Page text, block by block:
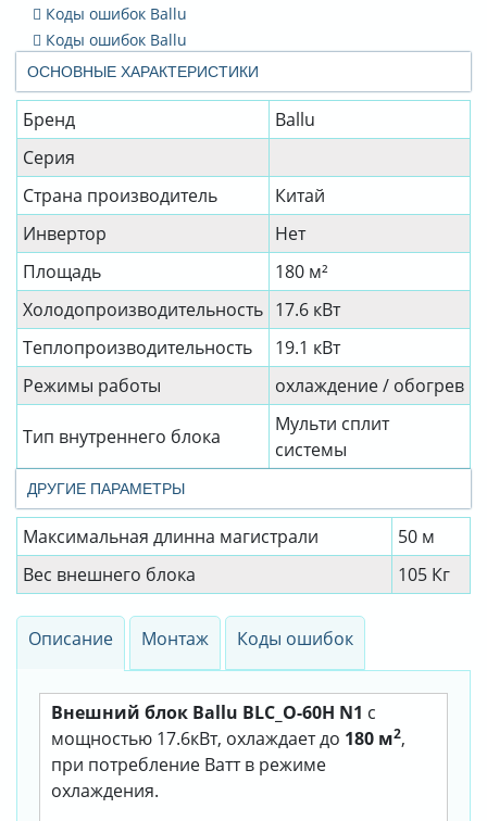
ОСНОВНЫЕ ХАРАКТЕРИСТИКИ
Бренд
Ballu
Серия
Страна производитель
Китай
Инвертор
Нет
Площадь
180 м²
Холодопроизводительность 17.6 кВт
Теплопроизводительность
19.1 кВт
Режимы работы
охлаждение / обогрев
Тип внутреннего блока
Мульти сплит
системы
ДРУГИЕ ПАРАМЕТРЫ
Максимальная длинна магистрали
50 м
Вес внешнего блока
105 Кг
Коды ошибок Ballu
Коды ошибок Ballu
Описание Монтаж Коды ошибок
Внешний блок Ballu BLC_O-60H N1 с
мощностью 17.6кВт, охлаждает до 180 м2,
при потребление Ватт в режиме
охлаждения.